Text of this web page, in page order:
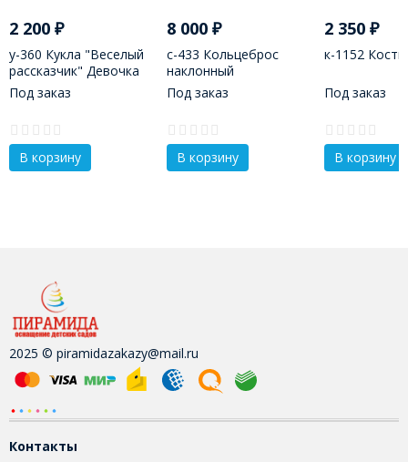
2 200 ₽
у-360 Кукла "Веселый
рассказчик" Девочка
Веснушка
Под заказ
В корзину
8 000 ₽
с-433 Кольцеброс
наклонный
Под заказ
В корзину
2 350 ₽
к-1152
Под заказ
В корзину
2025 © piramidazakazy@mail.ru
Контакты